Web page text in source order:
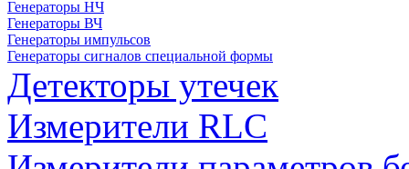
Генераторы НЧ
Генераторы ВЧ
Генераторы импульсов
Генераторы сигналов специальной формы
Детекторы утечек
Измерители RLC